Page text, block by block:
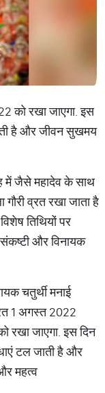
को रखा जाएगा. इस
है और जीवन सुखमय
में जैसे महादेव के साथ
गौरी व्रत रखा जाता है
तिथियों पर
संकष्टी और विनायक
चतुर्थी मनाई
1 अगस्त 2022
जाएगा. इस दिन
टल जाती है और
महत्व